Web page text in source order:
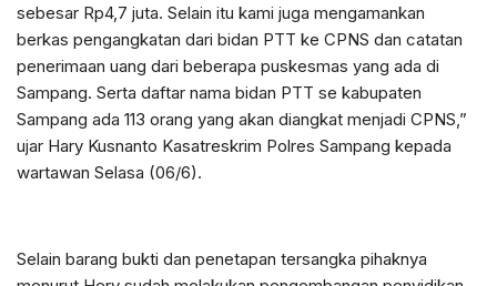
sebesar Rp4,7 juta. Selain itu kami juga mengamankan
berkas pengangkatan dari bidan PTT ke CPNS dan catatan
penerimaan uang dari beberapa puskesmas yang ada di
Sampang. Serta daftar nama bidan PTT se kabupaten
Sampang ada 113 orang yang akan diangkat menjadi CPNS,”
ujar Hary Kusnanto Kasatreskrim Polres Sampang kepada
wartawan Selasa (06/6).
Selain barang bukti dan penetapan tersangka pihaknya